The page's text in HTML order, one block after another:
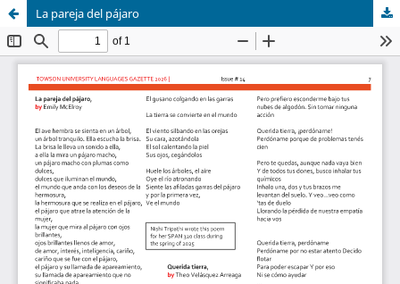
La pareja del pájaro